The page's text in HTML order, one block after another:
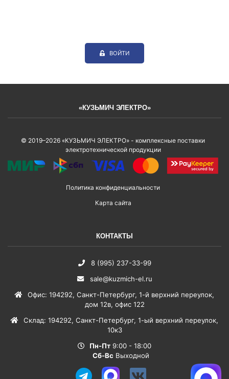
ВОЙТИ
«КУЗЬМИЧ ЭЛЕКТРО»
© 2019–2026 «КУЗЬМИЧ ЭЛЕКТРО» - комплексные поставки
электротехнической продукции
Политика конфиденциальности
Карта сайта
КОНТАКТЫ
8 (995) 237-33-99
sale@kuzmich-el.ru
Офис: 194292, Санкт-Петербург, 1-й верхний переулок,
дом 12в, офис 122
Склад: 194292, Санкт-Петербург, 1-ый верхний переулок,
10к3
Пн-Пт 9:00 - 18:00
Сб-Вс Выходной